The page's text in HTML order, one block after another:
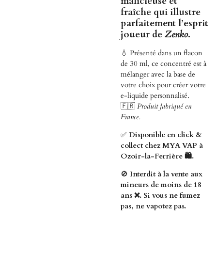
fraîche qui illustre
parfaitement l’esprit
joueur deZenko.
💧 Présenté dans un flacon
de 30 ml, ce concentré est à
mélanger avec la base de
votre choix pour créer votre
e-liquide personnalisé.
🇫🇷 Produit fabriqué en
France.
✅ Disponible en click &
collect chez MYA VAP à
Ozoir-la-Ferrière 🛍️.
🚫 Interdit à la vente aux
mineurs de moins de 18
ans ❌. Si vous ne fumez
pas, ne vapotez pas.